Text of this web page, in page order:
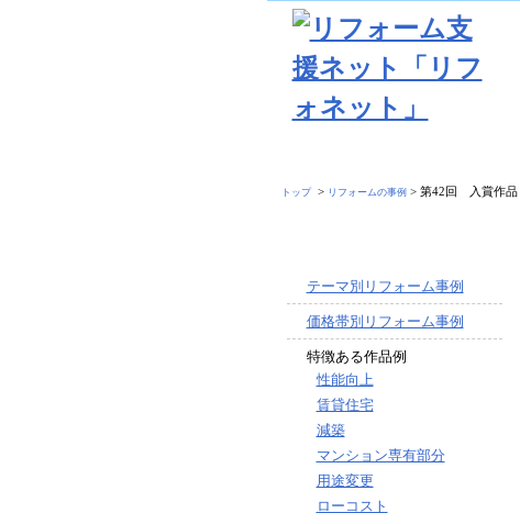
トップ> リフォームの事例> 第42回 入賞作品
テーマ別リフォーム事例
価格帯別リフォーム事例
特徴ある作品例
性能向上
賃貸住宅
減築
マンション専有部分
用途変更
ローコスト